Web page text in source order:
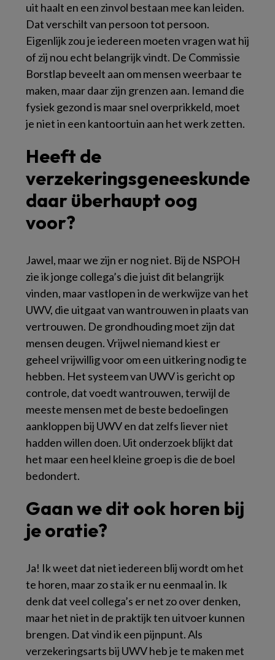
uit haalt en een zinvol bestaan mee kan leiden.
Dat verschilt van persoon tot persoon.
Eigenlijk zou je iedereen moeten vragen wat hij
of zij nou echt belangrijk vindt. De Commissie
Borstlap beveelt aan om mensen weerbaar te
maken, maar daar zijn grenzen aan. Iemand die
fysiek gezond is maar snel overprikkeld, moet
je niet in een kantoortuin aan het werk zetten.
Heeft de
verzekeringsgeneeskunde
daar überhaupt oog
voor?
Jawel, maar we zijn er nog niet. Bij de NSPOH
zie ik jonge collega’s die juist dit belangrijk
vinden, maar vastlopen in de werkwijze van het
UWV, die uitgaat van wantrouwen in plaats van
vertrouwen. De grondhouding moet zijn dat
mensen deugen. Vrijwel niemand kiest er
geheel vrijwillig voor om een uitkering nodig te
hebben. Het systeem van UWV is gericht op
controle, dat voedt wantrouwen, terwijl de
meeste mensen met de beste bedoelingen
aankloppen bij UWV en dat zelfs liever niet
hadden willen doen. Uit onderzoek blijkt dat
het maar een heel kleine groep is die de boel
bedondert.
Gaan we dit ook horen bij
je oratie?
Ja! Ik weet dat niet iedereen blij wordt om het
te horen, maar zo sta ik er nu eenmaal in. Ik
denk dat veel collega’s er net zo over denken,
maar het niet in de praktijk ten uitvoer kunnen
brengen. Dat vind ik een pijnpunt. Als
verzekeringsarts bij UWV heb je te maken met